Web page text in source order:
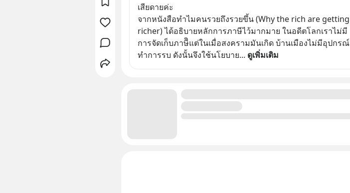
เสียดายค่ะ
จากหนังสือทำไมคนรวยถึงรวยขึ้น​ (Why​ the​ rich are getting
richer​)​ ได้อธิบายหลักการภาษีไว้มากมาย​ ในอดีต​โลกเราไม่มี
การจัดเก็บภาษี​ิ​แต่ในเมื่อสงครามมันเกิด​ บ้านเมืองไม่มีอุปกรณ์​
ทำการรบ​ ดังนั้นจึงใช้นโยบาย... ดูเพิ่มเติม